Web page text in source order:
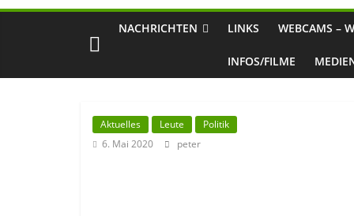
NACHRICHTEN LINKS WEBCAMS –
INFOS/FILME
Aktuelles Leute
Politik
6. Mai 2020
peter